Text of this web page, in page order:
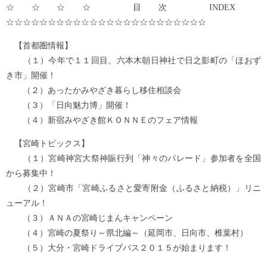
☆☆☆☆ 目次 INDEX
☆☆☆☆☆☆☆☆☆☆☆☆☆☆☆☆☆☆☆☆☆☆☆☆
【首都圏情報】
（１）今年で１１回目。六本木朝日神社で日之影町の「ほおず
き市」開催！
（２）あったかみやざき暮らし移住相談会
（３）「日向魅力博」開催！
（４）新宿みやざき館ＫＯＮＮＥのフェア情報
【宮崎トピックス】
（１）宮崎神宮大祭神賑行列「神々のパレード」参加者を全国
から募集中！
（２）宮崎市「宮崎ふるさと愛寄附金（ふるさと納税）」リニ
ューアル！
（３）ＡＮＡの宮崎じまんキャンペーン
（４）宮崎の夏祭り～県北編～（延岡市、日向市、椎葉村）
（５）大分・宮崎ドライブパス２０１５が始まります！